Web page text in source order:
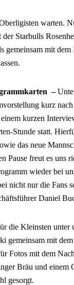
warten.
Starbulls
gemeinsam mit
–
kurz
kurzen
Stunde statt.
das neue
Pause freut es uns
wieder bei
nicht nur die Fans
Daniel
die Kleinsten unter
gemeinsam mit
Fotos mit dem
Bräu und einem
gesorgt.